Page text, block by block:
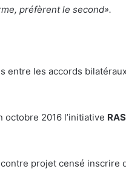
préfèrent le second».
entre les accords
octobre 2016 l’initiative
projet censé inscrire